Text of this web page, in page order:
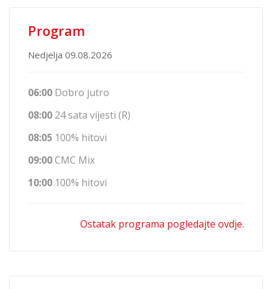
Program
Nedjelja 09.08.2026
06:00 Dobro jutro
08:00 24 sata vijesti (R)
08:05 100% hitovi
09:00CMC Mix
10:00 100% hitovi
Ostatak programa pogledajte ovdje.